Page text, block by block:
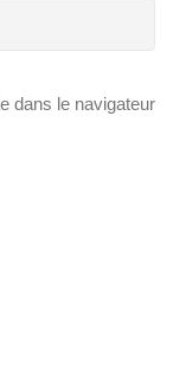
dans le navigateur